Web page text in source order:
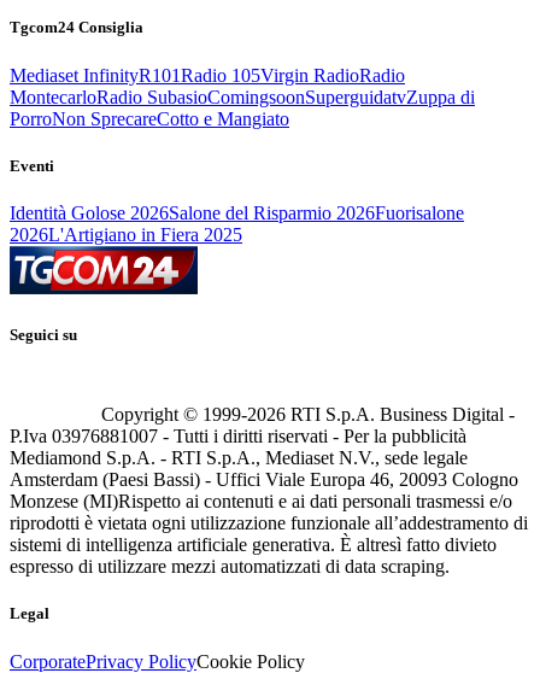
Tgcom24 Consiglia
Mediaset InfinityR101Radio 105Virgin RadioRadio
MontecarloRadio SubasioComingsoonSuperguidatvZuppa di
PorroNon SprecareCotto e Mangiato
Eventi
Identità Golose 2026Salone del Risparmio 2026Fuorisalone
2026L'Artigiano in Fiera 2025
Seguici su
Copyright © 1999-2026 RTI S.p.A. Business Digital -
P.Iva 03976881007 - Tutti i diritti riservati - Per la pubblicità
Mediamond S.p.A. - RTI S.p.A., Mediaset N.V., sede legale
Amsterdam (Paesi Bassi) - Uffici Viale Europa 46, 20093 Cologno
Monzese (MI)Rispetto ai contenuti e ai dati personali trasmessi e/o
riprodotti è vietata ogni utilizzazione funzionale all’addestramento di
sistemi di intelligenza artificiale generativa. È altresì fatto divieto
espresso di utilizzare mezzi automatizzati di data scraping.
Legal
CorporatePrivacy PolicyCookie Policy